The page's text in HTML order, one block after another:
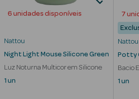
Cuidados de
Coffrets
6 unidades disponíveis
Nattou
Night Light Mouse Silicone Green
Luz Noturna Multicor em Silicone
1 un
7
Nattou
Potty
Bacio
em 1
1 un